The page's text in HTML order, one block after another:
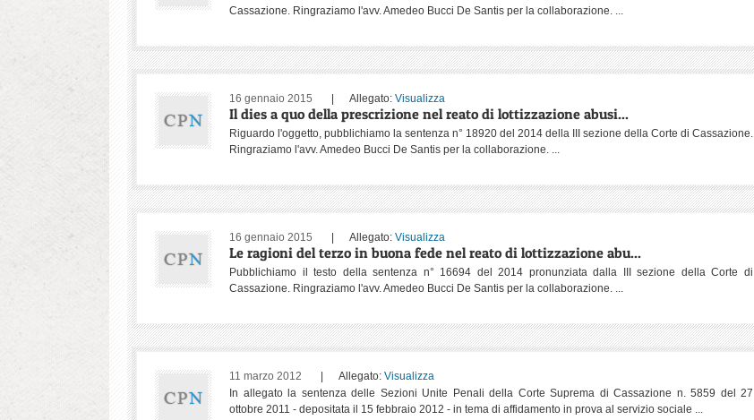
Cassazione. Ringraziamo l'avv. Amedeo Bucci De Santis per la collaborazione. ...
16 gennaio 2015 | Allegato: Visualizza
Il dies a quo della prescrizione nel reato di lottizzazione abusi...
Riguardo l'oggetto, pubblichiamo la sentenza n° 18920 del 2014 della III sezione della Corte di Cassazione.
Ringraziamo l'avv. Amedeo Bucci De Santis per la collaborazione. ...
16 gennaio 2015 | Allegato: Visualizza
Le ragioni del terzo in buona fede nel reato di lottizzazione abu...
Pubblichiamo il testo della sentenza n° 16694 del 2014 pronunziata dalla III sezione della Corte di
Cassazione. Ringraziamo l'avv. Amedeo Bucci De Santis per la collaborazione. ...
11 marzo 2012 | Allegato: Visualizza
In allegato la sentenza delle Sezioni Unite Penali della Corte Suprema di Cassazione n. 5859 del 27
ottobre 2011 - depositata il 15 febbraio 2012 - in tema di affidamento in prova al servizio sociale ...